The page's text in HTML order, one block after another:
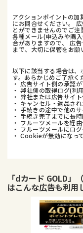
アクションポイントの
にお問合せください。
とができませんのでご
各種メール(申込みや購
合がありますので、 広
まで、大切に保管をお願
以下に該当する場合は、
す。あらかじめご了承く
・ 広告サイト側の承認
・ 弊社側の取得ログ(利
・ 弊社または広告サイ
・ キャンセル・返品さ
・ 手続きの途中で他の
・ 手続き完了までに長
・ フルーツメールを経
・ フルーツメールにロ
・ Cookieが無効になっ
「dカード GOLD」
はこんな広告も利用